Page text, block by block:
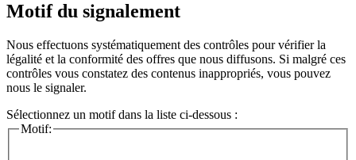
Motif du signalement
Nous effectuons systématiquement des contrôles pour vérifier la
légalité et la conformité des offres que nous diffusons. Si malgré ces
contrôles vous constatez des contenus inappropriés, vous pouvez
nous le signaler.
Sélectionnez un motif dans la liste ci-dessous :
Motif: